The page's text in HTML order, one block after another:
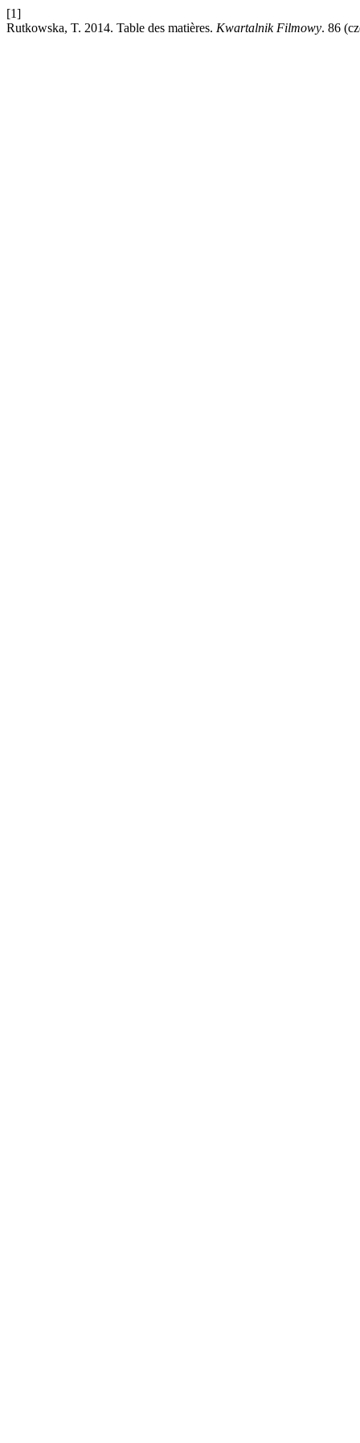
[1]
Rutkowska, T. 2014. Table des matières. Kwartalnik Filmowy. 86